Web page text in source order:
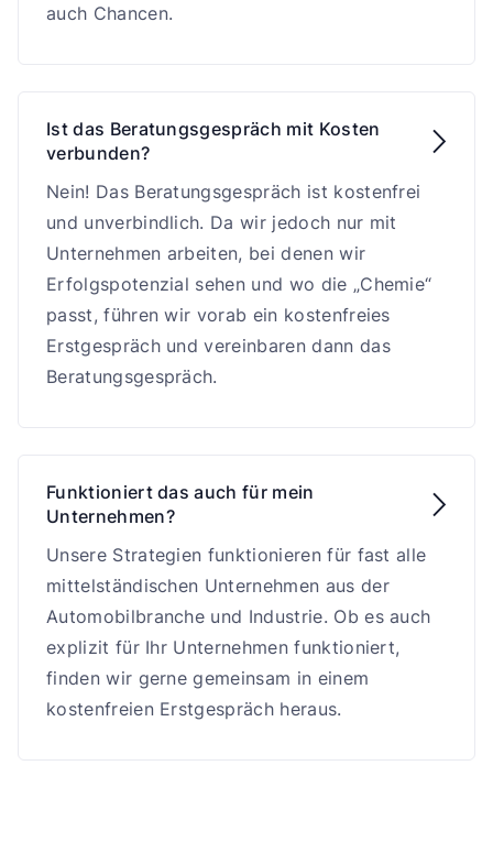
auch Chancen.
Ist das Beratungsgespräch mit Kosten
verbunden?

Nein! Das Beratungsgespräch ist kostenfrei
und unverbindlich. Da wir jedoch nur mit
Unternehmen arbeiten, bei denen wir
Erfolgspotenzial sehen und wo die „Chemie“
passt, führen wir vorab ein kostenfreies
Erstgespräch und vereinbaren dann das
Beratungsgespräch.
Funktioniert das auch für mein
Unternehmen?

Unsere Strategien funktionieren für fast alle
mittelständischen Unternehmen aus der
Automobilbranche und Industrie. Ob es auch
explizit für Ihr Unternehmen funktioniert,
finden wir gerne gemeinsam in einem
kostenfreien Erstgespräch heraus.